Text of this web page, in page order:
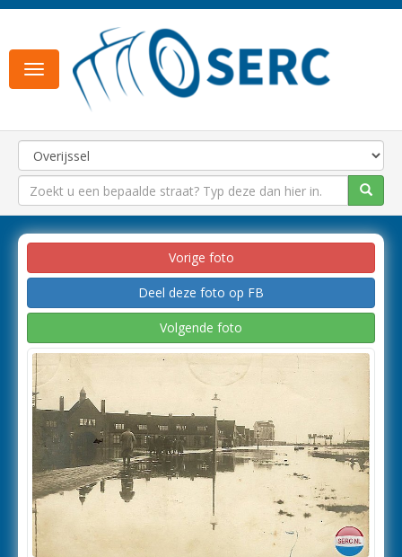
Toggle
navigation
Vorige foto
Deel deze foto op FB
Volgende foto